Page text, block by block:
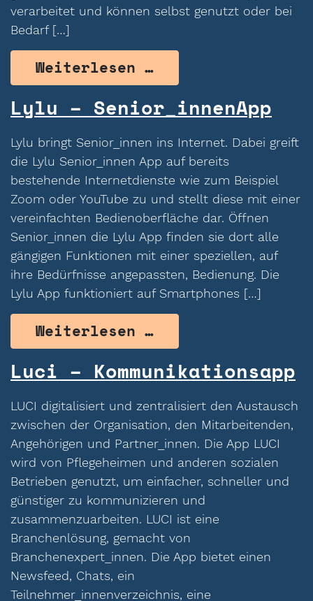
verarbeitet und können selbst genutzt oder bei
Bedarf […]
Weiterlesen …from Medipee –
Lylu – Senior_innenApp
Lylu bringt Senior_innen ins Internet. Dabei greift
die Lylu Senior_innen App auf bereits
bestehende Internetdienste wie zum Beispiel
Zoom oder YouTube zu und stellt diese mit einer
vereinfachten Bedienoberfläche dar. Öffnen
Senior_innen die Lylu App finden sie dort alle
gängigen Funktionen mit einer speziellen, auf
ihre Bedürfnisse angepassten, Bedienung. Die
Lylu App funktioniert auf Smartphones […]
Weiterlesen …from Lylu –
Luci – Kommunikationsapp
LUCI digitalisiert und zentralisiert den Austausch
zwischen der Organisation, den Mitarbeitenden,
Angehörigen und Partner_innen. Die App LUCI
wird von Pflegeheimen und anderen sozialen
Betrieben genutzt, um einfacher, schneller und
günstiger zu kommunizieren und
zusammenzuarbeiten. LUCI ist eine
Branchenlösung, gemacht von
Branchenexpert_innen. Die App bietet einen
Newsfeed, Chats, ein
Teilnehmer_innenverzeichnis, eine